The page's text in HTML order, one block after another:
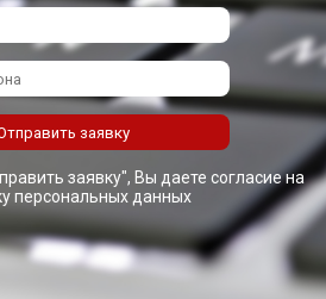
заявку", Вы даете согласие на
персональных данных